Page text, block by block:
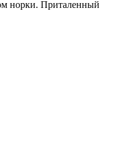
норки. Приталенный